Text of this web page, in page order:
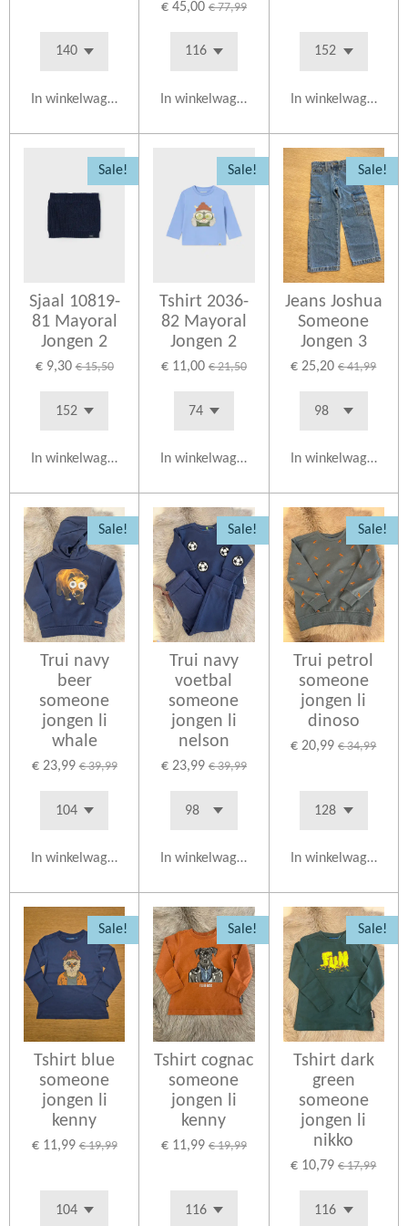
In winkelwagen
€ 45,00 € 77,99
In winkelwagen In winkelwagen
Sale!
Sjaal 10819-
81 Mayoral
Jongen 2
€ 9,30 € 15,50
In winkelwagen
Sale!
Tshirt 2036-
82 Mayoral
Jongen 2
€ 11,00 € 21,50
In winkelwagen
Sale!
Jeans Joshua
Someone
Jongen 3
€ 25,20 € 41,99
In winkelwagen
Sale!
Trui navy
beer
someone
jongen li
whale
€ 23,99 € 39,99
In winkelwagen
Sale!
Trui navy
voetbal
someone
jongen li
nelson
€ 23,99 € 39,99
In winkelwagen
Sale!
Trui petrol
someone
jongen li
dinoso
€ 20,99 € 34,99
In winkelwagen
Sale!
Tshirt blue
someone
jongen li
kenny
€ 11,99 € 19,99
Sale!
Tshirt cognac
someone
jongen li
kenny
€ 11,99 € 19,99
Sale!
Tshirt dark
green
someone
jongen li
nikko
€ 10,79 € 17,99